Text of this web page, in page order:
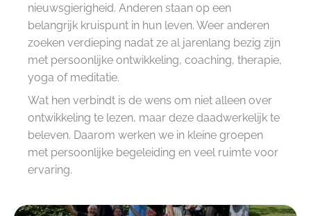
nieuwsgierigheid. Anderen staan op een
belangrijk kruispunt in hun leven. Weer anderen
zoeken verdieping nadat ze al jarenlang bezig zijn
met persoonlijke ontwikkeling, coaching, therapie,
yoga of meditatie.
Wat hen verbindt is de wens om niet alleen over
ontwikkeling te lezen, maar deze daadwerkelijk te
beleven. Daarom werken we in kleine groepen
met persoonlijke begeleiding en veel ruimte voor
ervaring.